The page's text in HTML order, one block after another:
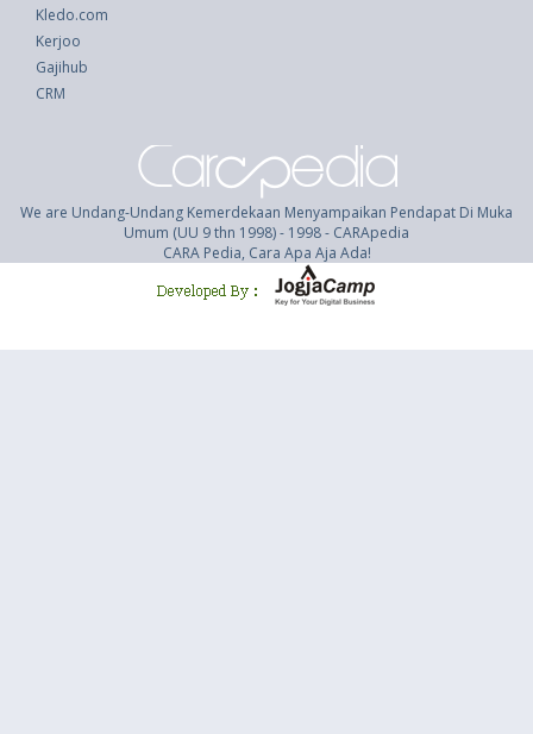
Kledo.com
Kerjoo
Gajihub
CRM
We are Undang-Undang Kemerdekaan Menyampaikan Pendapat Di Muka
Umum (UU 9 thn 1998) - 1998 - CARApedia
CARA Pedia, Cara Apa Aja Ada!